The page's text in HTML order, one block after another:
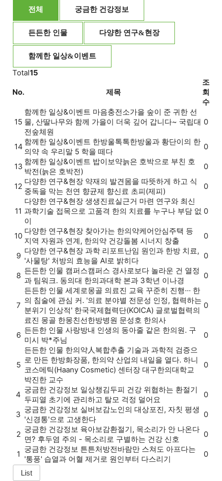
전체 궁금한 건강정보
든든한 인물 다양한 연구&현장
함께한 일상&이벤트
Total15
No. 제목
조
회
수
15
함께한 일상&이벤트 마음충전소가을 숲이 준 귀한 선
물, 산딸나무와 함께 가을이 더욱 깊어 갑니다~ 국립대
전숲체원
0
14
함께한 일상&이벤트 한방울톡톡한방울과 황단이의 한
의약 속 우리말 5 학을 떼다
0
13
함께한 일상&이벤트 밥이보약늙은 호박으로 부친 호
박전(늙은 호박전)
0
12
다양한 연구&현장 약재의 발견몸을 따뜻하게 하고 식
중독을 막는 천연 향균제 향신료 초피(제피)
0
11
다양한 연구&현장 생생진료실근거 마련 연구와 최신
과학기술 접목으로 고품격 한의 치료를 누구나 부담 없
이
0
10
다양한 연구&현장 찾아가는 한의약케어안심주택 등
지역 자원과 연계, 한의약 건강돌봄 시너지 창출
0
9
다양한 연구&현장 과학 리포트난임 원인과 한방 치료,
'사물탕' 처방의 효능을 AI로 밝히다
0
8
든든한 인물 캠퍼스캠퍼스 경사로보다 놀라운 건 열정
과 팀워크. 동의대 한의과대학 본과 3학년 이나경
0
7
든든한 인물 세계로몽골 의료진 교육 꾸준히 진행··· 한
의 침술에 관심 커. '의료 분야별 전문성 인정, 협력하는
분위기 인상적' 한국국제협력단(KOICA) 글로벌협력의
료진 몽골 한몽친선한방병원 문성호 한의사
0
6
든든한 인물 사랑방내 인생의 동아줄 같은 한의원. 구
미시 박*주님
0
5
든든한 인물 한의약人복합추출 기술과 과학적 검증으
로 만든 한방화장품, 한의약 산업의 내일을 열다. 하니
코스메틱(Haany Cosmetic) 센터장 대구한의대학교
박진한 교수
0
4
궁금한 건강정보 일상챙김두피 건강 위협하는 환절기
두피열 초기에 관리하고 탈모 걱정 덜어요
0
3
궁금한 건강정보 실버보감노인의 대상포진, 자칫 평생
'신경통'으로 고생한다
0
2
궁금한 건강정보 육아보감환절기, 목소리가 안 나온다
면? 후두염 주의 - 목소리로 구별하는 건강 신호
0
1
궁금한 건강정보 튼튼처방전바람만 스쳐도 아프다는
'통풍' 습열과 어혈 제거로 원인부터 다스리기
0